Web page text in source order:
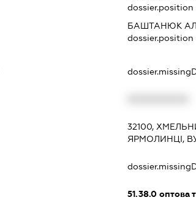
dossier.position
БАШТАНЮК
dossier.position
32100,
ЯРМОЛИНЦІ,
51.38.0оптова